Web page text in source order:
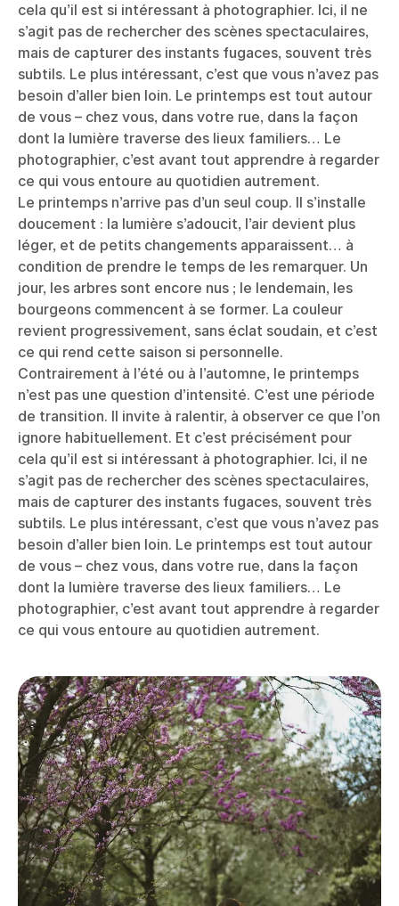
cela qu’il est si intéressant à photographier. Ici, il ne
s’agit pas de rechercher des scènes spectaculaires,
mais de capturer des instants fugaces, souvent très
subtils. Le plus intéressant, c’est que vous n’avez pas
besoin d’aller bien loin. Le printemps est tout autour
de vous – chez vous, dans votre rue, dans la façon
dont la lumière traverse des lieux familiers… Le
photographier, c’est avant tout apprendre à regarder
ce qui vous entoure au quotidien autrement.
Le printemps n’arrive pas d’un seul coup. Il s’installe
doucement : la lumière s’adoucit, l’air devient plus
léger, et de petits changements apparaissent… à
condition de prendre le temps de les remarquer. Un
jour, les arbres sont encore nus ; le lendemain, les
bourgeons commencent à se former. La couleur
revient progressivement, sans éclat soudain, et c’est
ce qui rend cette saison si personnelle.
Contrairement à l’été ou à l’automne, le printemps
n’est pas une question d’intensité. C’est une période
de transition. Il invite à ralentir, à observer ce que l’on
ignore habituellement. Et c’est précisément pour
cela qu’il est si intéressant à photographier. Ici, il ne
s’agit pas de rechercher des scènes spectaculaires,
mais de capturer des instants fugaces, souvent très
subtils. Le plus intéressant, c’est que vous n’avez pas
besoin d’aller bien loin. Le printemps est tout autour
de vous – chez vous, dans votre rue, dans la façon
dont la lumière traverse des lieux familiers… Le
photographier, c’est avant tout apprendre à regarder
ce qui vous entoure au quotidien autrement.